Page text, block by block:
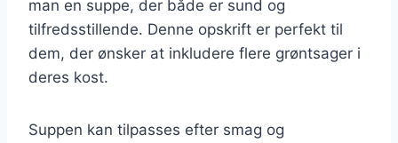
man en suppe, der både er sund og
tilfredsstillende. Denne opskrift er perfekt til
dem, der ønsker at inkludere flere grøntsager i
deres kost.
Suppen kan tilpasses efter smag og